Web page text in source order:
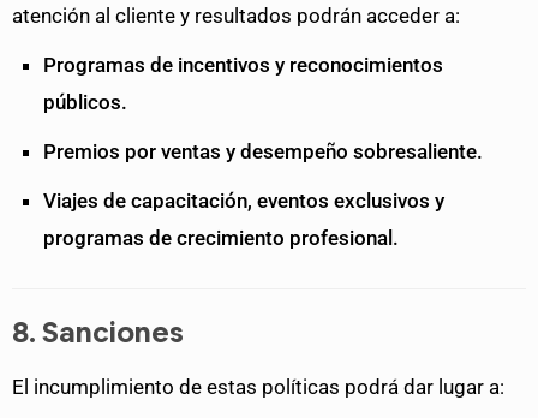
atención al cliente y resultados podrán acceder a:
Programas de incentivos y reconocimientos
públicos.
Premios por ventas y desempeño sobresaliente.
Viajes de capacitación, eventos exclusivos y
programas de crecimiento profesional.
8. Sanciones
El incumplimiento de estas políticas podrá dar lugar a: